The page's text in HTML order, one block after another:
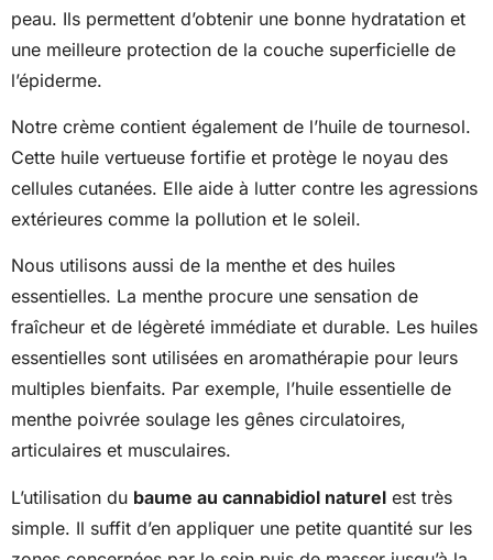
peau. Ils permettent d’obtenir une bonne hydratation et
une meilleure protection de la couche superficielle de
l’épiderme.
Notre crème contient également de l’huile de tournesol.
Cette huile vertueuse fortifie et protège le noyau des
cellules cutanées. Elle aide à lutter contre les agressions
extérieures comme la pollution et le soleil.
Nous utilisons aussi de la menthe et des huiles
essentielles. La menthe procure une sensation de
fraîcheur et de légèreté immédiate et durable. Les huiles
essentielles sont utilisées en aromathérapie pour leurs
multiples bienfaits. Par exemple, l’huile essentielle de
menthe poivrée soulage les gênes circulatoires,
articulaires et musculaires.
L’utilisation du baume au cannabidiol naturel est très
simple. Il suffit d’en appliquer une petite quantité sur les